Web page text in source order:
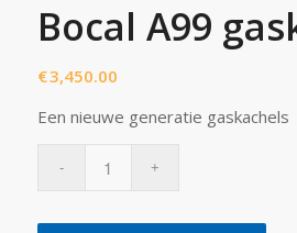
Bocal A99
€3,450.00
Een nieuwe generatie gaskachels